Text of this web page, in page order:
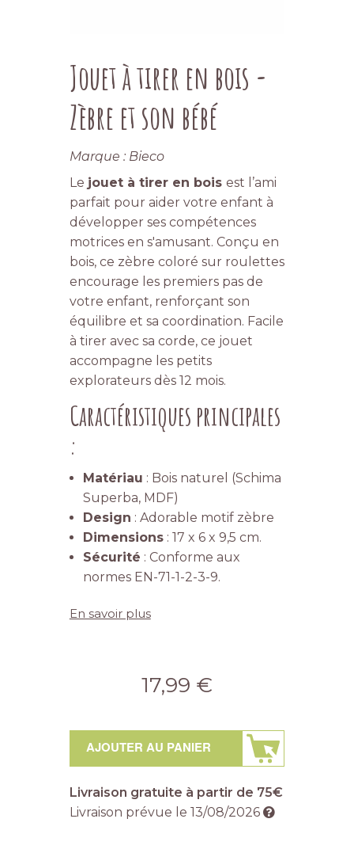
Jouet à tirer en bois -
Zèbre et son bébé
Marque : Bieco
Le jouet à tirer en bois est l’ami
parfait pour aider votre enfant à
développer ses compétences
motrices en s'amusant. Conçu en
bois, ce zèbre coloré sur roulettes
encourage les premiers pas de
votre enfant, renforçant son
équilibre et sa coordination. Facile
à tirer avec sa corde, ce jouet
accompagne les petits
explorateurs dès 12 mois.
Caractéristiques principales
:
Matériau : Bois naturel (Schima
Superba, MDF)
Design : Adorable motif zèbre
Dimensions : 17 x 6 x 9,5 cm.
Sécurité : Conforme aux
normes EN-71-1-2-3-9.
En savoir plus
17,99 €
AJOUTER AU PANIER
Livraison gratuite à partir de 75€
Livraison prévue le 13/08/2026